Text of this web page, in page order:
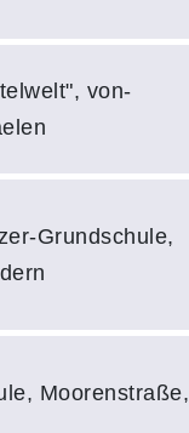
von-
Grundschule,
Moorenstraße,